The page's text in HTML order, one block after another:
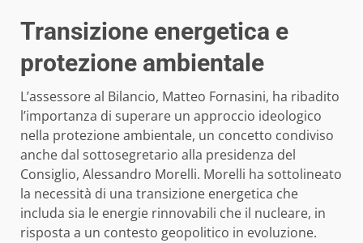
Transizione energetica e
protezione ambientale
L’assessore al Bilancio, Matteo Fornasini, ha ribadito
l’importanza di superare un approccio ideologico
nella protezione ambientale, un concetto condiviso
anche dal sottosegretario alla presidenza del
Consiglio, Alessandro Morelli. Morelli ha sottolineato
la necessità di una transizione energetica che
includa sia le energie rinnovabili che il nucleare, in
risposta a un contesto geopolitico in evoluzione.